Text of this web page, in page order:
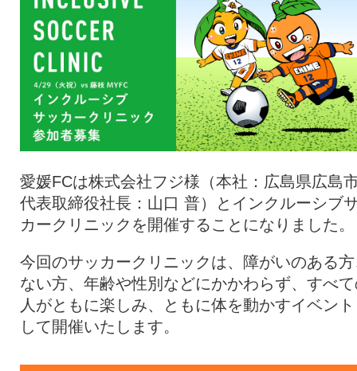
スポンサー グッズ
特設ページ
愛媛FCは株式会社フジ様（本社：広島県広島
代表取締役社長：山口 普）とインクルーシブ
カークリニックを開催することになりました。
今回のサッカークリニックは、障がいのある
ない方、年齢や性別などにかかわらず、すべ
人がともに楽しみ、ともに体を動かすイベン
して開催いたします。